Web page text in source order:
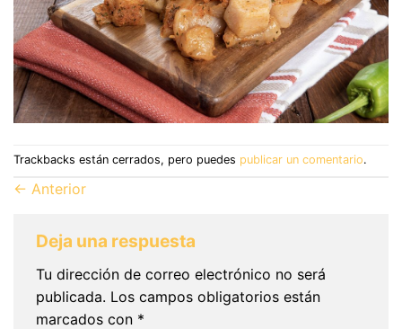
Trackbacks están cerrados, pero puedes publicar un comentario.
← Anterior
Deja una respuesta
Tu dirección de correo electrónico no será
publicada. Los campos obligatorios están
marcados con *